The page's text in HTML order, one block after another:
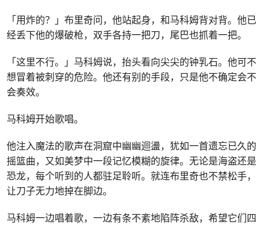
「用炸的？」布里奇问，他站起身，和马科姆背对背。他已
经丢下他的爆破枪，双手各持一把刀，尾巴也抓着一把。
「这里不行。」马科姆说，抬头看向尖尖的钟乳石。他可不
想冒着被刺穿的危险。他还有别的手段，只是他不确定会不
会奏效。
马科姆开始歌唱。
他注入魔法的歌声在洞窟中幽幽迴盪，犹如一首遗忘已久的
摇篮曲，又如美梦中一段记忆模糊的旋律。无论是海盗还是
恐龙，每个听到的人都驻足聆听。就连布里奇也不禁松手，
让刀子无力地掉在脚边。
马科姆一边唱着歌，一边有条不紊地陷阵杀敌，希望它们四